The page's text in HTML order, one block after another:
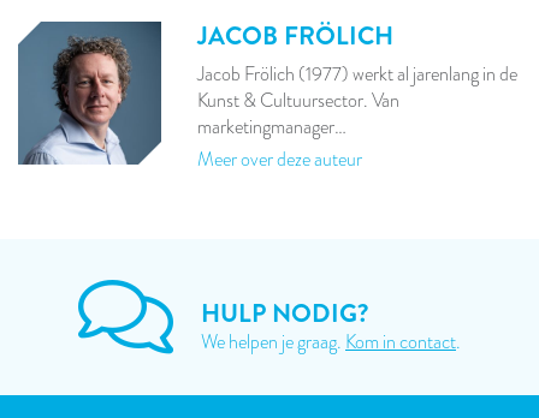
JACOB FRÖLICH
Jacob Frölich (1977) werkt al jarenlang in de
Kunst & Cultuursector. Van
marketingmanager…
Meer over deze auteur
HULP NODIG?
We helpen je graag. Kom in contact.